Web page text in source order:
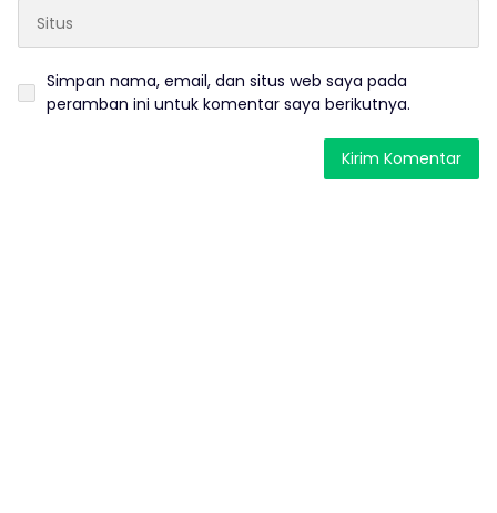
Simpan nama, email, dan situs web saya pada
peramban ini untuk komentar saya berikutnya.